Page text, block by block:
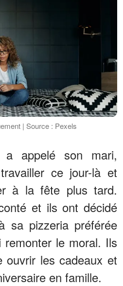
| Source : Pexels
a appelé son mari,
ce jour-là et
à la fête plus tard.
et ils ont décidé
sa pizzeria préférée
le moral. Ils
ouvrir les cadeaux et
en famille.